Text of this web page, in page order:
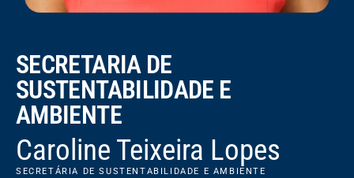
SECRETARIA DE
SUSTENTABILIDADE E
AMBIENTE
Caroline Teixeira Lopes
SECRETÁRIA DE SUSTENTABILIDADE E AMBIENTE